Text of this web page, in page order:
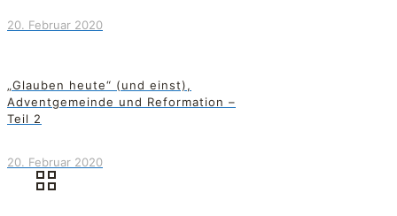
20. Februar 2020
„Glauben heute“ (und einst),
Adventgemeinde und Reformation –
Teil 2
20. Februar 2020